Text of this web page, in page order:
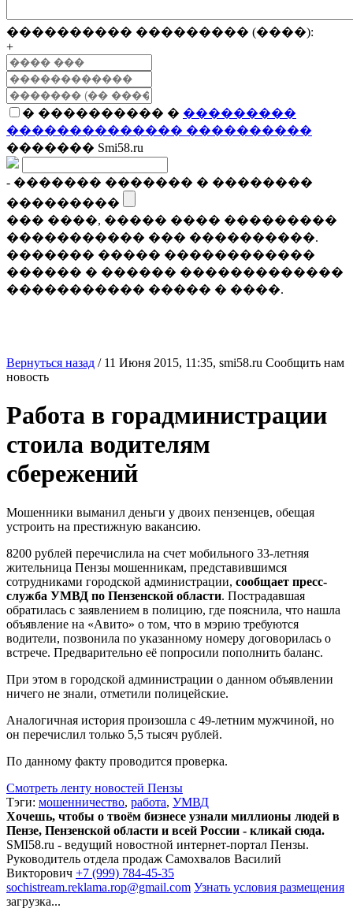
���������� ��������� (����):
+
� ���������� � ���������
�������������� ����������
������� Smi58.ru
- ������� ������� � ��������
���������
��� ����, ����� ���� ���������
����������� ��� ����������.
������� ����� ������������
������ � ������ �������������
����������� ����� � ����.
Вернуться назад / 11 Июня 2015, 11:35, smi58.ru Сообщить нам
новость
Работа в горадминистрации
стоила водителям
сбережений
Мошенники выманил деньги у двоих пензенцев, обещая
устроить на престижную вакансию.
8200 рублей перечислила на счет мобильного 33-летняя
жительница Пензы мошенникам, представившимся
сотрудниками городской администрации, сообщает пресс-
служба УМВД по Пензенской области. Пострадавшая
обратилась с заявлением в полицию, где пояснила, что нашла
объявление на «Авито» о том, что в мэрию требуются
водители, позвонила по указанному номеру договорилась о
встрече. Предварительно её попросили пополнить баланс.
При этом в городской администрации о данном объявлении
ничего не знали, отметили полицейские.
Аналогичная история произошла с 49-летним мужчиной, но
он перечислил только 5,5 тысяч рублей.
По данному факту проводится проверка.
Смотреть ленту новостей Пензы
Тэги: мошенничество, работа, УМВД
Хочешь, чтобы о твоём бизнесе узнали миллионы людей в
Пензе, Пензенской области и всей России - кликай сюда.
SMI58.ru - ведущий новостной интернет-портал Пензы.
Руководитель отдела продаж Самохвалов Василий
Викторович +7 (999) 784-45-35
sochistream.reklama.rop@gmail.com Узнать условия размещения
загрузка...